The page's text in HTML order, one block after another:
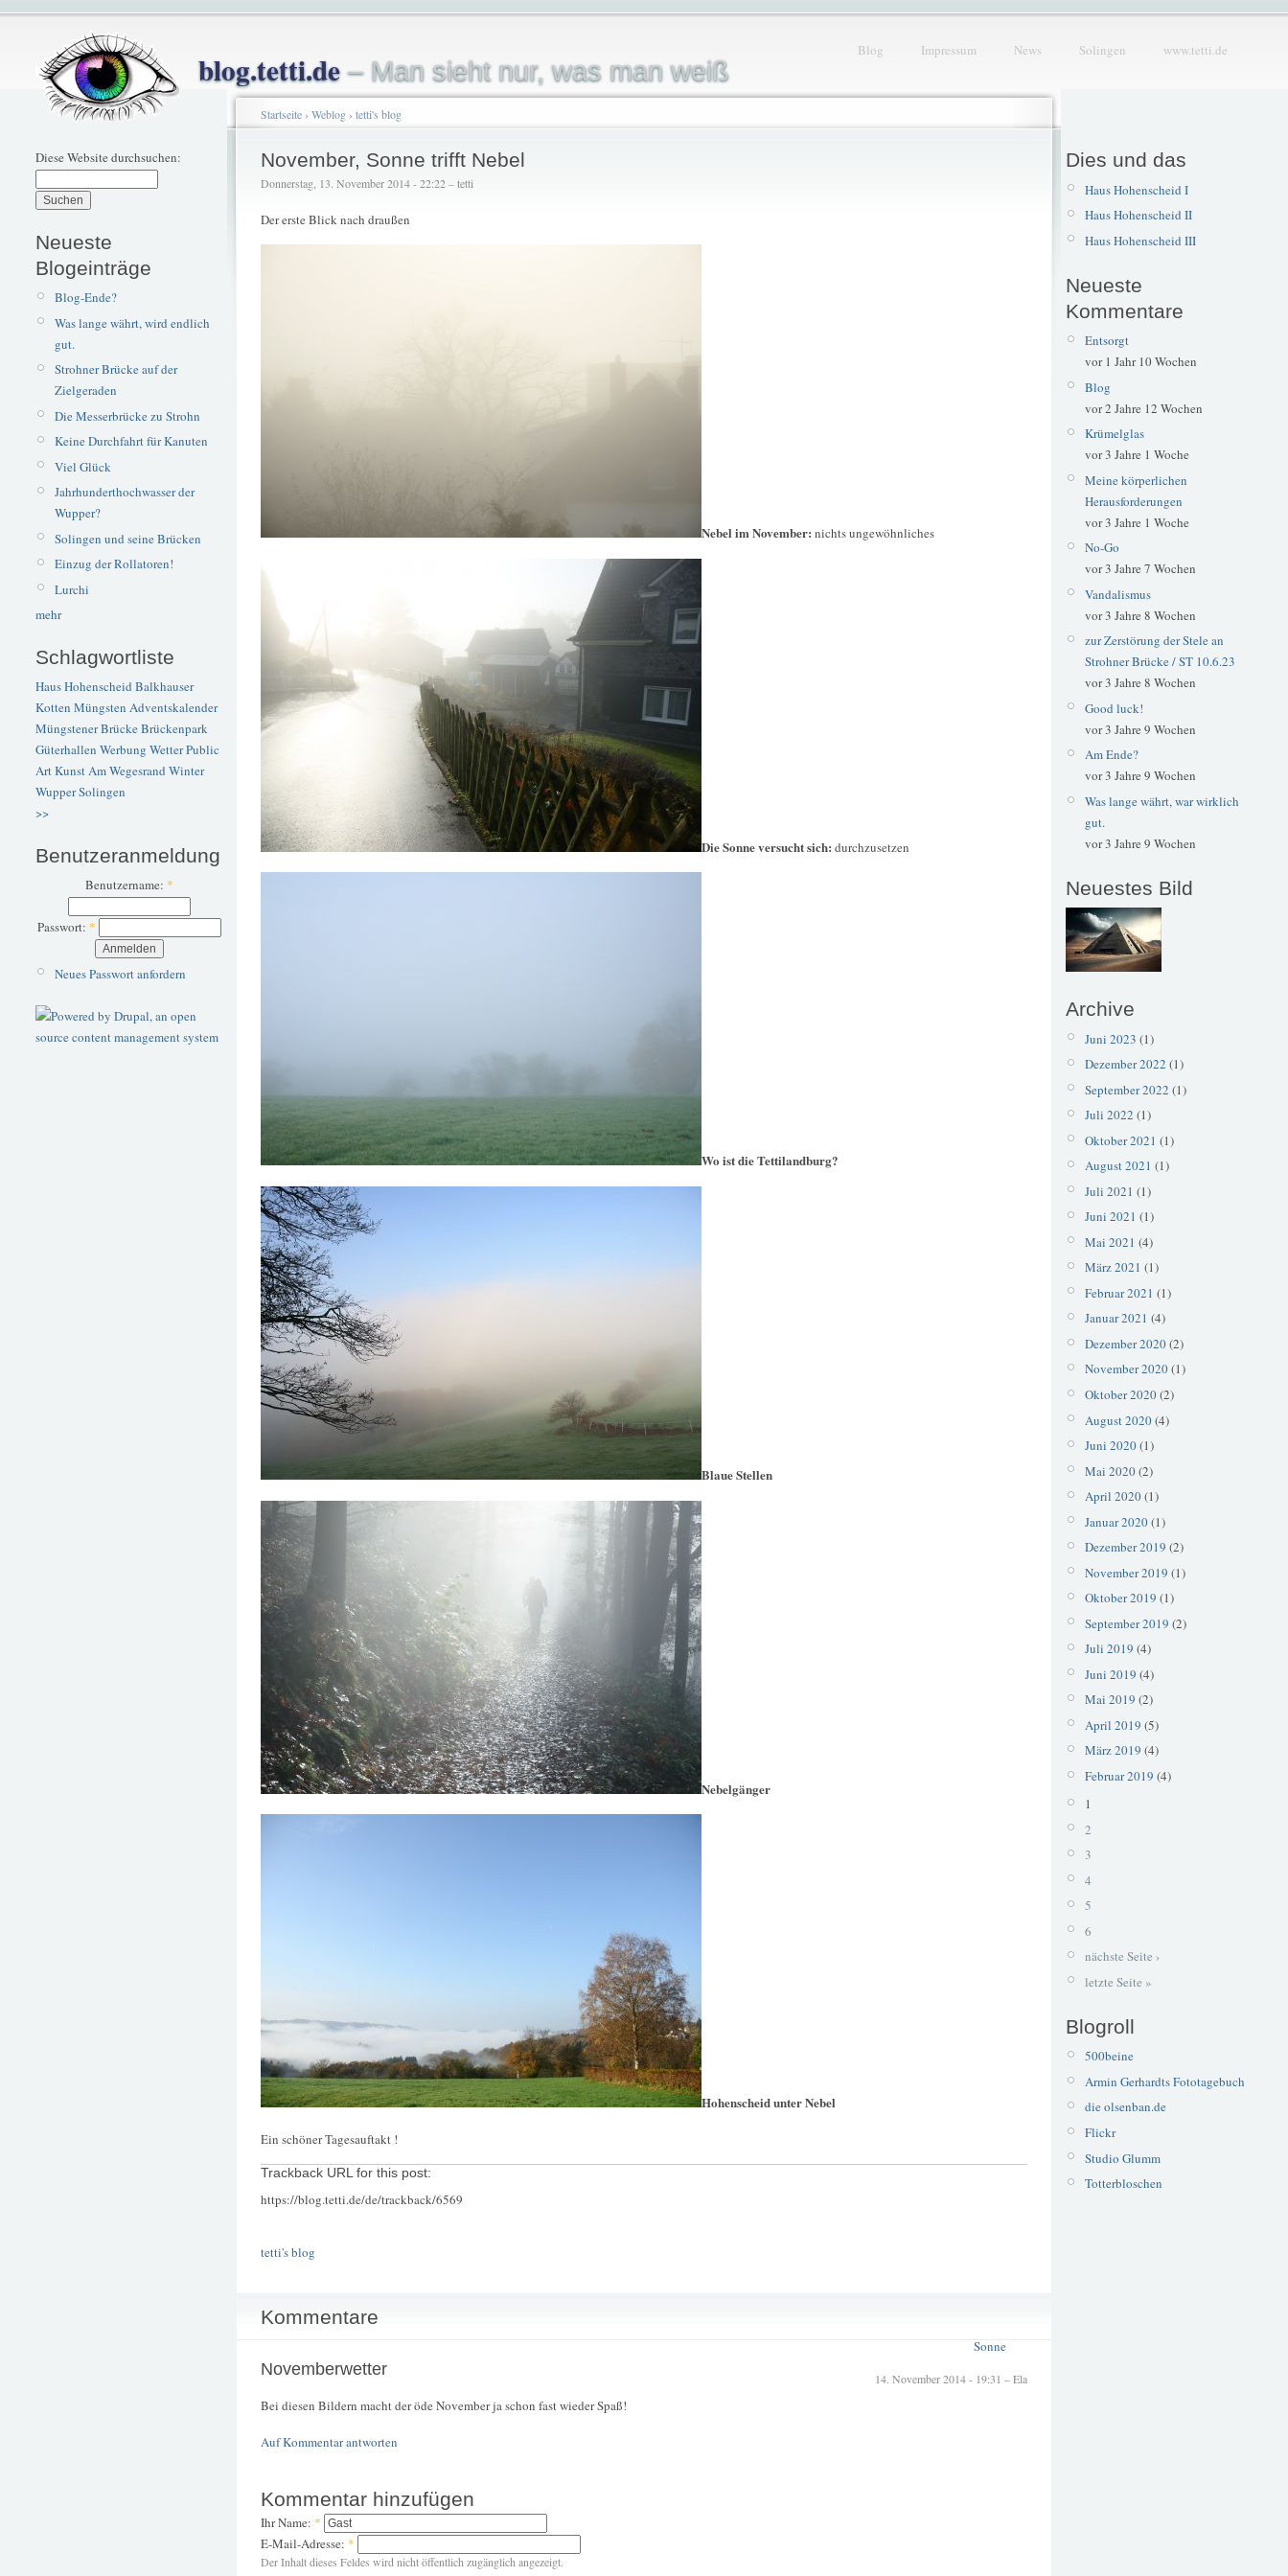
blog.tetti.de– Man sieht nur, was man weiß
Blog Impressum News Solingen www.tetti.de
Diese Website durchsuchen:
Neueste
Blogeinträge
Blog-Ende?
Was lange währt, wird endlich
gut.
Strohner Brücke auf der
Zielgeraden
Die Messerbrücke zu Strohn
Keine Durchfahrt für Kanuten
Viel Glück
Jahrhunderthochwasser der
Wupper?
Solingen und seine Brücken
Einzug der Rollatoren!
Lurchi
mehr
Schlagwortliste
Haus Hohenscheid Balkhauser
Kotten Müngsten Adventskalender
Müngstener BrückeBrückenpark
Güterhallen Werbung WetterPublic
ArtKunstAm Wegesrand Winter
WupperSolingen
>>
Benutzeranmeldung
Benutzername: *
Passwort: *
Neues Passwort anfordern
Startseite› Weblog› tetti's blog
November, Sonne trifft Nebel
Donnerstag, 13. November 2014 - 22:22 – tetti
Der erste Blick nach draußen
Nebel im November: nichts ungewöhnliches
Die Sonne versucht sich: durchzusetzen
Wo ist die Tettilandburg?
Blaue Stellen
Nebelgänger
Hohenscheid unter Nebel
Ein schöner Tagesauftakt !
Trackback URL for this post:
https://blog.tetti.de/de/trackback/6569
tetti's blog
Sonne
Kommentare
14. November 2014 - 19:31 – Ela
Novemberwetter
Bei diesen Bildern macht der öde November ja schon fast wieder Spaß!
Auf Kommentar antworten
Kommentar hinzufügen
Ihr Name: *
E-Mail-Adresse: *
Der Inhalt dieses Feldes wird nicht öffentlich zugänglich angezeigt.
Dies und das
Haus Hohenscheid I
Haus Hohenscheid II
Haus Hohenscheid III
Neueste
Kommentare
Entsorgt
vor 1 Jahr 10 Wochen
Blog
vor 2 Jahre 12 Wochen
Krümelglas
vor 3 Jahre 1 Woche
Meine körperlichen
Herausforderungen
vor 3 Jahre 1 Woche
No-Go
vor 3 Jahre 7 Wochen
Vandalismus
vor 3 Jahre 8 Wochen
zur Zerstörung der Stele an
Strohner Brücke / ST 10.6.23
vor 3 Jahre 8 Wochen
Good luck!
vor 3 Jahre 9 Wochen
Am Ende?
vor 3 Jahre 9 Wochen
Was lange währt, war wirklich
gut.
vor 3 Jahre 9 Wochen
Neuestes Bild
Archive
Juni 2023 (1)
Dezember 2022 (1)
September 2022 (1)
Juli 2022 (1)
Oktober 2021 (1)
August 2021 (1)
Juli 2021 (1)
Juni 2021 (1)
Mai 2021 (4)
März 2021 (1)
Februar 2021 (1)
Januar 2021 (4)
Dezember 2020(2)
November 2020(1)
Oktober 2020(2)
August 2020(4)
Juni 2020(1)
Mai 2020(2)
April 2020(1)
Januar 2020(1)
Dezember 2019 (2)
November 2019 (1)
Oktober 2019 (1)
September 2019 (2)
Juli 2019 (4)
Juni 2019 (4)
Mai 2019 (2)
April 2019 (5)
März 2019 (4)
Februar 2019 (4)
1
2
3
4
5
6
nächste Seite ›
letzte Seite »
Blogroll
500beine
Armin Gerhardts Fototagebuch
die olsenban.de
Flickr
Studio Glumm
Totterbloschen